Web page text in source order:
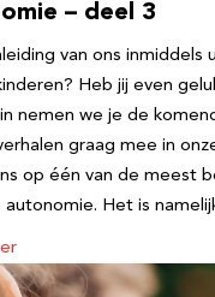
– deel 3
van ons
Heb jij even
nemen we je de
graag mee in
op één van de meest
autonomie. Het is